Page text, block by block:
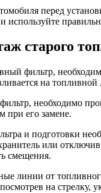
перед
используйте
старого
фильтр,
на
необходимо
при его замене.
и подготовки
или
смещения.
линии от
на стрелку,